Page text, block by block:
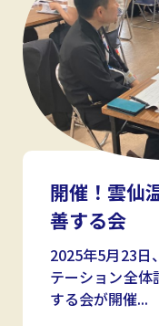
開催！雲仙
善する会
2025年5月23
テーション全
する会が開催...